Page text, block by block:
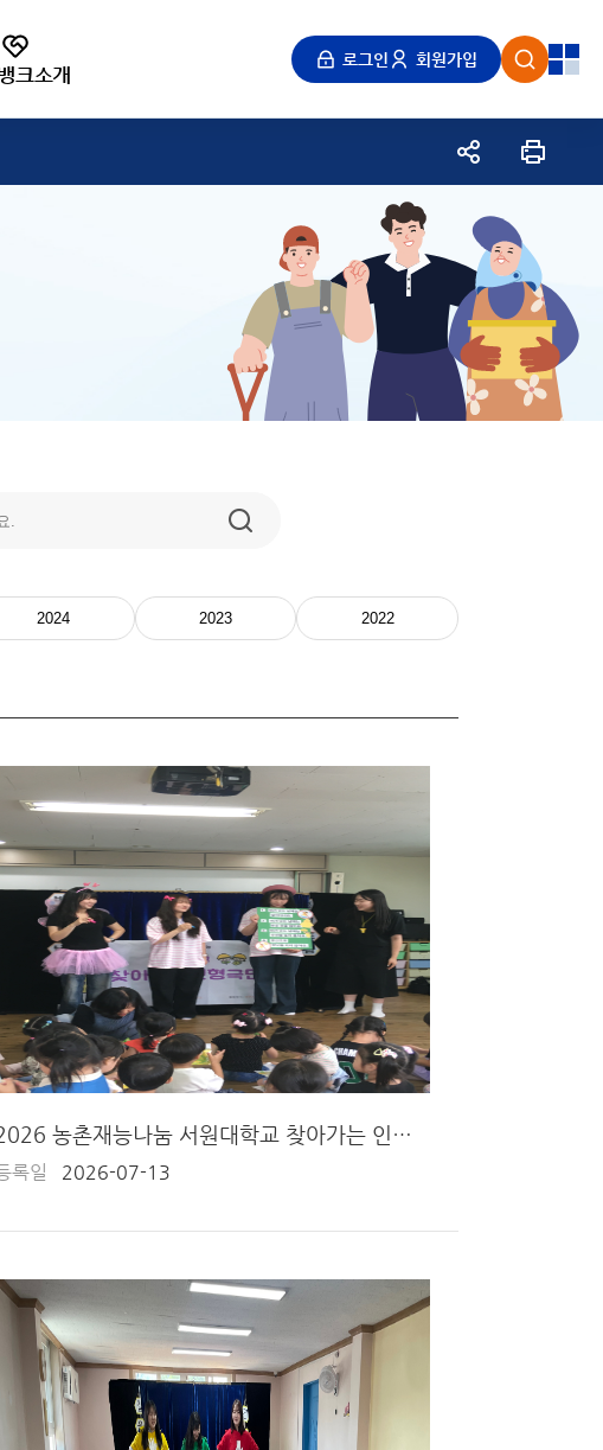
크소개
로그인 회원가입 검색
2024 2023 2022
2026 농촌재능나눔 서원대학교 찾아가는 인형극단 (3회차)
록일 2026-07-13